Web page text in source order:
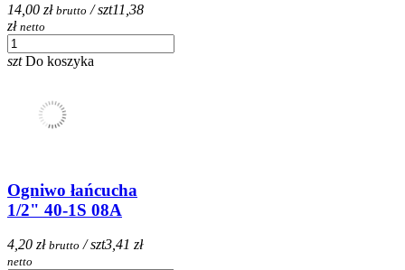
14,00 zł brutto / szt11,38
zł netto
szt Do koszyka
Ogniwo łańcucha
1/2" 40-1S 08A
4,20 zł brutto / szt3,41 zł
netto